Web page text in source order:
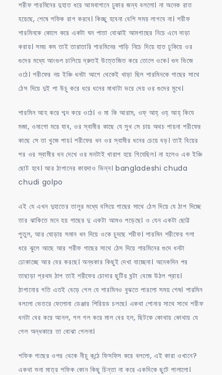
শরীফ শারমিনের দুহাত ধরে আমবাগানে ঢুকার জন্য বললো। না অনেক রাত
হয়েছে, শেষে শফিক রাগ করবে। কিচ্ছু হবেনা বেশি সময় লাগবে না। শরীফ
শারমিনকে কোলে করে একটা ঘন পাতা বোঝাই আমগাছের নিচে এনে দাড়া
করায়। সময় কম তাই তারাতারি শারমিনের শাড়ি নিচে দিয়ে হাত ঢুকিয়ে ওর
গুদের মধ্যে আংগুল চালিয়ে দ্রুতই উত্তেজিত করে তোলে ওকে। গুদ ভিজে
ওঠে। শরীফের নয় ইঞ্চি ধনটা আগে থেকেই খাড়া ছিল শারমিনকে গাছের সাথে
ঠেস দিয়ে দুই পা উচু করে ধরে ধনের মাথাটা ভরে দেয় ওর গুদের মুখে।
শারমিন আহ করে শব্দ করে ওঠে। ও মা কি আরাম, ওফ্ আহ্ ওহ্ আহ্ কিযে
মজা, ওমাগো মরে যাব, ওর স্বামীর কাছে যে সুখ সে চায় অথচ পায়না শরীফের
কাছে সে তা খুজে পায়। শরীফের ধন ওর স্বামীর ধনের চেয়ে বড়। তাই বিয়ের
পর ওর স্বামীর ধন দেখে ওর মনটাই খারাপ হয়ে গিযেছিল। না হলেও এক ইঞ্চি
ছোট হবে। আর ঠাপানের কায়দাও ভিন্ন। bangladeshi chuda
chudi golpo
এই যে এখন দুহাতের তালুর মধ্যে বসিয়ে গাছের সাথে ঠেস দিয়ে যে ঠাপ দিচ্ছে
তার ঝাকিতে মনে হয় গাছের দু একটা আমও পড়েছে। ও যেন একটা ছোট্ট
পুতুল, আর ঘোড়ার সমান ধন দিয়ে ওকে চুদছে শরীফ। শারমিন শরীফের গলা
ধরে ঝুলে আছে আর শরীফ গাছের সাথে ঠেস দিয়ে শারমিনের গুদে ধনটা
ঢোকাচ্ছে আর বের করছে। অন্ধকার কিছুই দেখা যাচ্ছেনা। অনেকদিন পর
তাছাড়া প্রথম ঠাপ তাই শরীফের চোদার ছুটির ঘন্টা বেজে উঠল প্রায়।
ঠাপানোর গতি এতই বেড়ে গেল যে শারমিনও বুঝতে পারলো সময় শেষ। শারমিন
বললো ভেতরে ফেলোনা ডেঞ্জার পিরিয়ড চলছে। একথা শোনার সাথে সাথে শরীফ
ধনটা বের করে আনল, গল গল করে মাল বের হল, ছিটকে কোথায় কোথায় যে
গেল অন্ধকারে তা বোঝা গেলনা।
শফিক গাছের ওপর থেকে নীচু কন্ঠে ফিসফিস করে বললো, এই কারা ওখানে?
একথা শুনা মাত্র শফিক কোন কিছু চিন্তা না করে একদিকে ছুটে পালালো।